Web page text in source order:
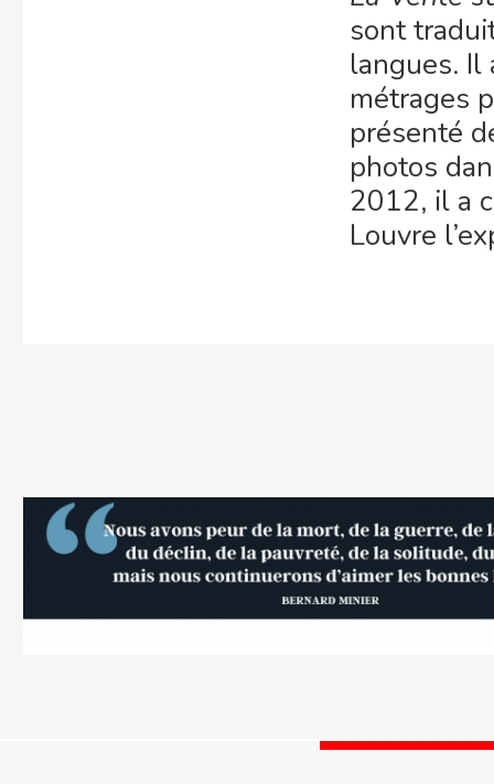
sont
langues. Il
métrages
présenté
photos
2012, il a
Louvre